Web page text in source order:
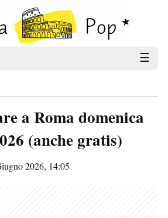
☰
a Roma domenica
(anche gratis)
2026, 14:05